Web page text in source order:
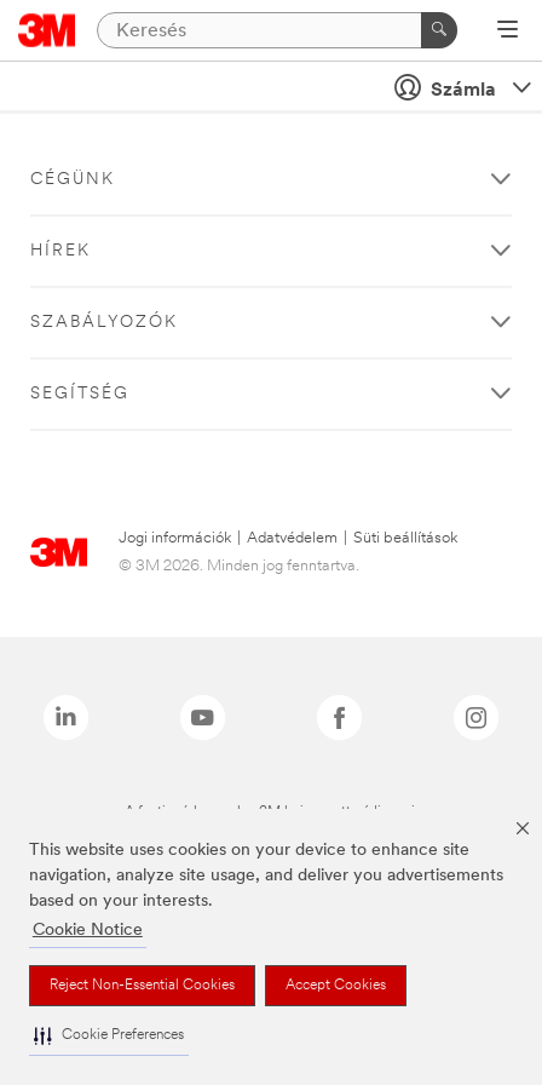
This website uses cookies on your device to enhance site
navigation, analyze site usage, and deliver you advertisements
based on your interests.
Cookie Notice
Reject Non-Essential Cookies Accept Cookies
Cookie Preferences
Számla
CÉGÜNK
HÍREK
SZABÁLYOZÓK
SEGÍTSÉG
Jogi információk Adatvédelem
Süti beállítások
© 3M 2026. Minden jog fenntartva.
A fenti márkanevek a 3M bejegyzett védjegyei.